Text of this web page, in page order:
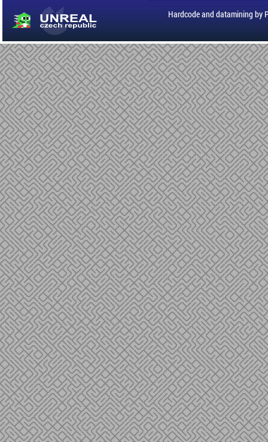
Hardcode and datamining by